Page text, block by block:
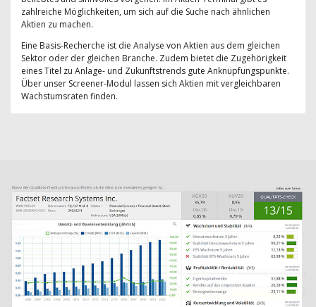
zahlreiche Möglichkeiten, um sich auf die Suche nach ähnlichen
Aktien zu machen.
Eine Basis-Recherche ist die Analyse von Aktien aus dem gleichen
Sektor oder der gleichen Branche. Zudem bietet die Zugehörigkeit
eines Titel zu Anlage- und Zukunftstrends gute Anknüpfungspunkte.
Über unser Screener-Modul lassen sich Aktien mit vergleichbaren
Wachstumsraten finden.